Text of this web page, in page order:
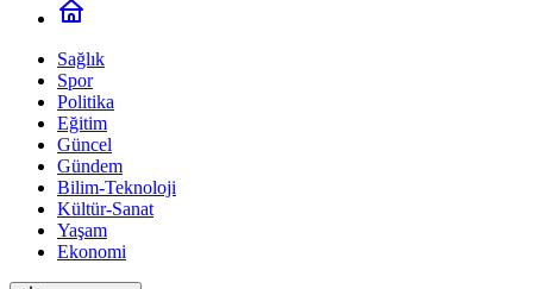
Sağlık
Spor
Politika
Eğitim
Güncel
Gündem
Bilim-Teknoloji
Kültür-Sanat
Yaşam
Ekonomi